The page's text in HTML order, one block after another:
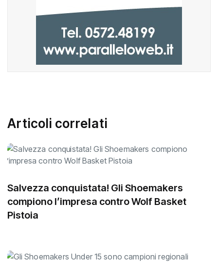
Articoli correlati
Salvezza conquistata! Gli Shoemakers
compiono l’impresa contro Wolf Basket
Pistoia